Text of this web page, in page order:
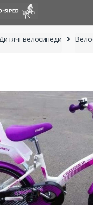
велосипеди